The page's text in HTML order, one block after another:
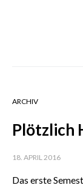
ARCHIV
Plötzlich
18. APRIL 2016
Das erste